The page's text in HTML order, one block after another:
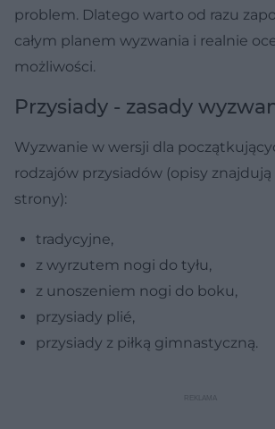
problem. Dlatego warto od razu
całym planem wyzwania i realnie
możliwości.
Przysiady - zasady
Wyzwanie w wersji dla
rodzajów przysiadów (opisy znajdują
strony):
tradycyjne,
z wyrzutem nogi do tyłu,
z unoszeniem nogi do boku,
przysiady plié,
przysiady z piłką gimnastyczną.